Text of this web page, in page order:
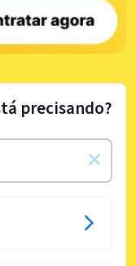
precisando?